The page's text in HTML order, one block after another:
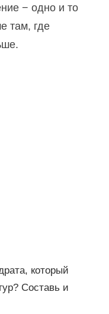
− одно и то
там, где
который
Составь и